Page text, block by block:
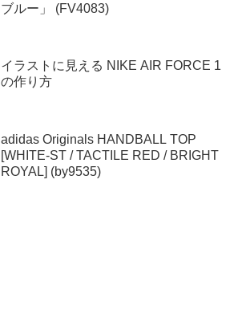
ブルー」 (FV4083)
イラストに見える NIKE AIR FORCE 1
の作り方
adidas Originals HANDBALL TOP
[WHITE-ST / TACTILE RED / BRIGHT
ROYAL] (by9535)